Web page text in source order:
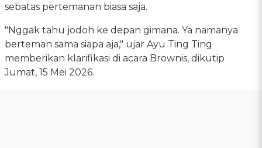
sebatas pertemanan biasa saja.
"Nggak tahu jodoh ke depan gimana. Ya namanya
berteman sama siapa aja," ujar Ayu Ting Ting
memberikan klarifikasi di acara Brownis, dikutip
Jumat, 15 Mei 2026.